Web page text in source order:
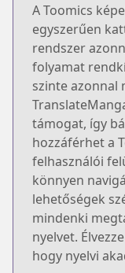
A Toomics
egyszerűen
rendszer
folyamat
szinte azonnal
támogat, így
hozzáférhet a
felhasználói
könnyen
lehetőségek
mindenki
nyelvet.
hogy nyelvi